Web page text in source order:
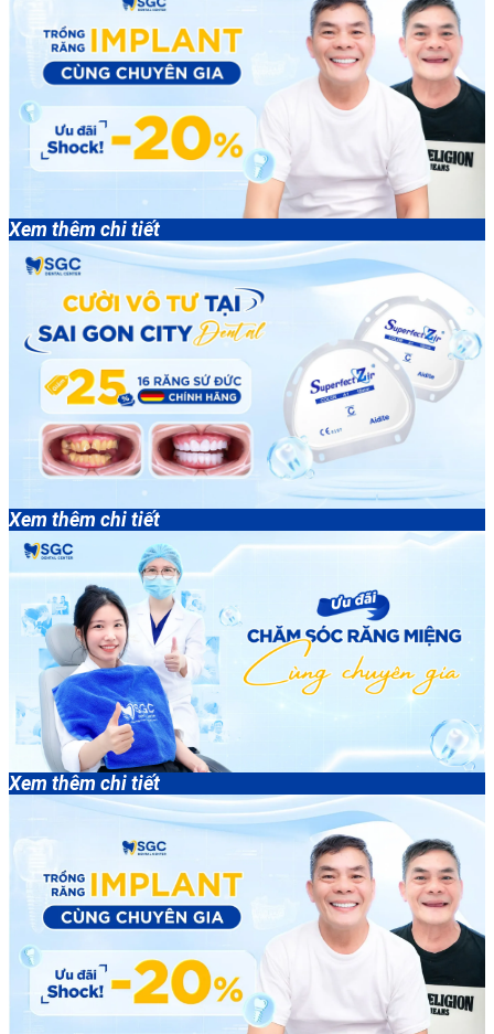
Xem thêm chi tiết
Xem thêm chi tiết
Xem thêm chi tiết